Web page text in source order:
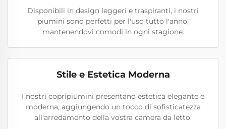
Disponibili in design leggeri e traspiranti, i nostri
piumini sono perfetti per l'uso tutto l'anno,
mantenendovi comodi in ogni stagione.
Stile e Estetica Moderna
I nostri copripiumini presentano estetica elegante e
moderna, aggiungendo un tocco di sofisticatezza
all'arredamento della vostra camera da letto.